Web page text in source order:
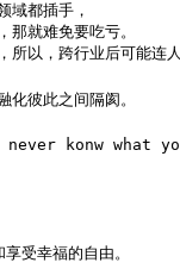
域都插手，
就难免要吃亏。
所以，跨行业后可能连
化彼此之间隔阂。
konw what
受幸福的自由。